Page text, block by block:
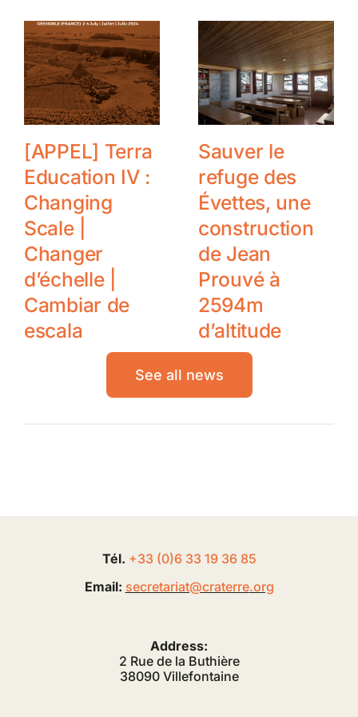
Partnerships
[APPEL] Terra
Education IV :
Changing
Scale |
Changer
d’échelle |
Cambiar de
escala
Sauver le
refuge des
Évettes, une
construction
de Jean
Prouvé à
2594m
d’altitude
See all news
Tél. +33 (0)6 33 19 36 85
Email: secretariat@craterre.org
Address:
2 Rue de la Buthière
38090 Villefontaine